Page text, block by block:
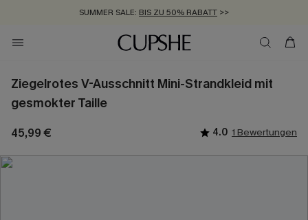
SUMMER SALE: BIS ZU 50% RABATT >>
ZUM NEWSLETTER:BIS ZU -20% EXTRA ERHALTEN
KOSTENLOSER VERSAND AB 89 €
Ziegelrotes V-Ausschnitt Mini-Strandkleid mit
gesmokter Taille
45,99 € 4.0 1 Bewertungen